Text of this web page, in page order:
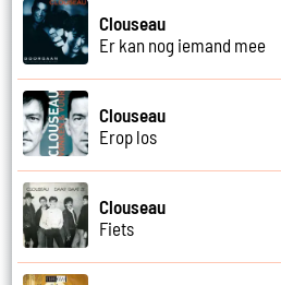
Clouseau
Er kan nog iemand mee
Clouseau
Erop los
Clouseau
Fiets